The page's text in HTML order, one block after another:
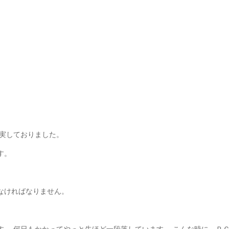
ておりました。
ればなりません。